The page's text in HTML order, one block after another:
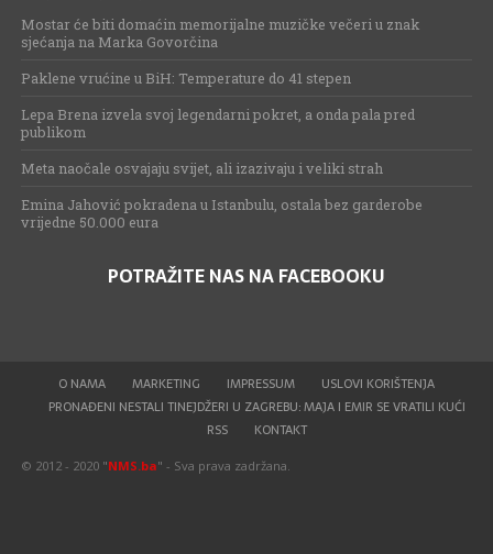
Mostar će biti domaćin memorijalne muzičke večeri u znak
sjećanja na Marka Govorčina
Paklene vrućine u BiH: Temperature do 41 stepen
Lepa Brena izvela svoj legendarni pokret, a onda pala pred
publikom
Meta naočale osvajaju svijet, ali izazivaju i veliki strah
Emina Jahović pokradena u Istanbulu, ostala bez garderobe
vrijedne 50.000 eura
POTRAŽITE NAS NA FACEBOOKU
O NAMA MARKETING IMPRESSUM
USLOVI KORIŠTENJA
PRONAĐENI NESTALI TINEJDŽERI U ZAGREBU: MAJA I EMIR SE VRATILI KUĆI
RSS
KONTAKT
© 2012 - 2020 "NMS.ba" - Sva prava zadržana.